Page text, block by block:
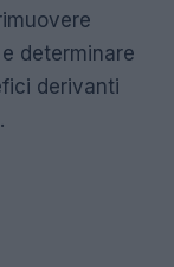
determinare
derivanti